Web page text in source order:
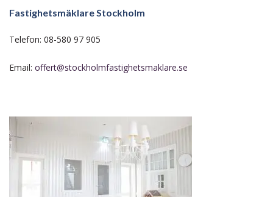
Fastighetsmäklare Stockholm
Telefon: 08-580 97 905
Email: offert@stockholmfastighetsmaklare.se